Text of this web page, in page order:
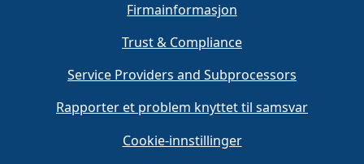
Firmainformasjon
Trust & Compliance
Service Providers and Subprocessors
Rapporter et problem knyttet til samsvar
Cookie-innstillinger